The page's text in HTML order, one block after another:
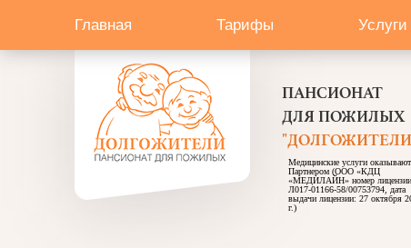
Главная Тарифы Услуги
ПАНСИОНАТ
ДЛЯ ПОЖИЛЫХ
Медицинские услуги
Партнером (ООО «КДЦ
«МЕДИЛАЙН» номер лицензии
Л017-01166-58/00753794, дата
выдачи лицензии: 27 октября
г.)